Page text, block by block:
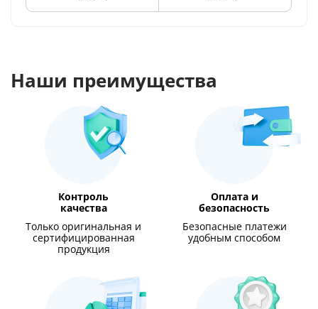
Наши преимущества
Контроль
качества
Только оригинальная и
сертифицированная
продукция
Оплата и
безопасность
Безопасные платежи
удобным способом